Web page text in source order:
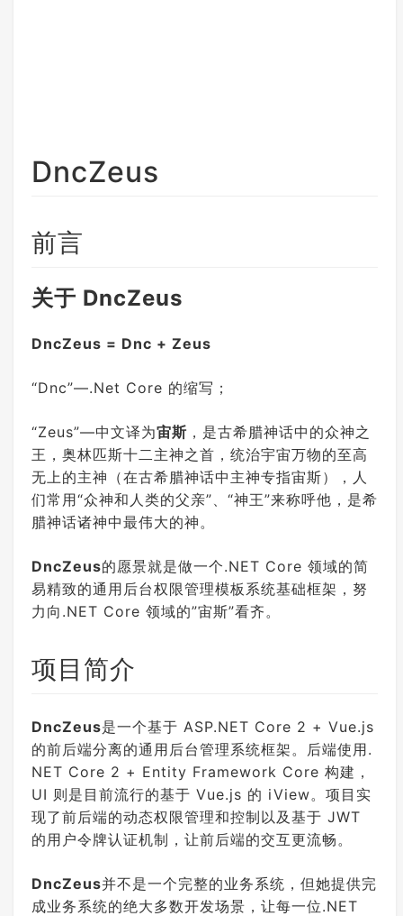
DncZeus
前言
关于 DncZeus
DncZeus = Dnc + Zeus
“Dnc”—.Net Core 的缩写；
“Zeus”—中文译为宙斯 ，是古希腊神话中的众神之
王，奥林匹斯十二主神之首，统治宇宙万物的至高
无上的主神（在古希腊神话中主神专指宙斯），人
们常用“众神和人类的父亲”、“神王”来称呼他，是希
腊神话诸神中最伟大的神。
DncZeus的愿景就是做一个.NET Core 领域的简
易精致的通用后台权限管理模板系统基础框架，努
力向.NET Core 领域的”宙斯”看齐。
项目简介
DncZeus是一个基于 ASP.NET Core 2 + Vue.js
的前后端分离的通用后台管理系统框架。后端使用.
NET Core 2 + Entity Framework Core 构建，
UI 则是目前流行的基于 Vue.js 的 iView。项目实
现了前后端的动态权限管理和控制以及基于 JWT
的用户令牌认证机制，让前后端的交互更流畅。
DncZeus并不是一个完整的业务系统，但她提供完
成业务系统的绝大多数开发场景，让每一位.NET